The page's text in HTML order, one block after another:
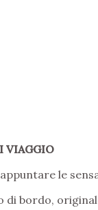
VIAGGIO
le
di bordo,